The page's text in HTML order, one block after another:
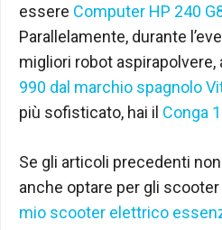
essere Computer HP 240
Parallelamente, durante
migliori robot aspirapolvere,
990 dal marchio spagnolo
più sofisticato, hai il Conga
Se gli articoli precedenti
anche optare per gli scooter
mio scooter elettrico